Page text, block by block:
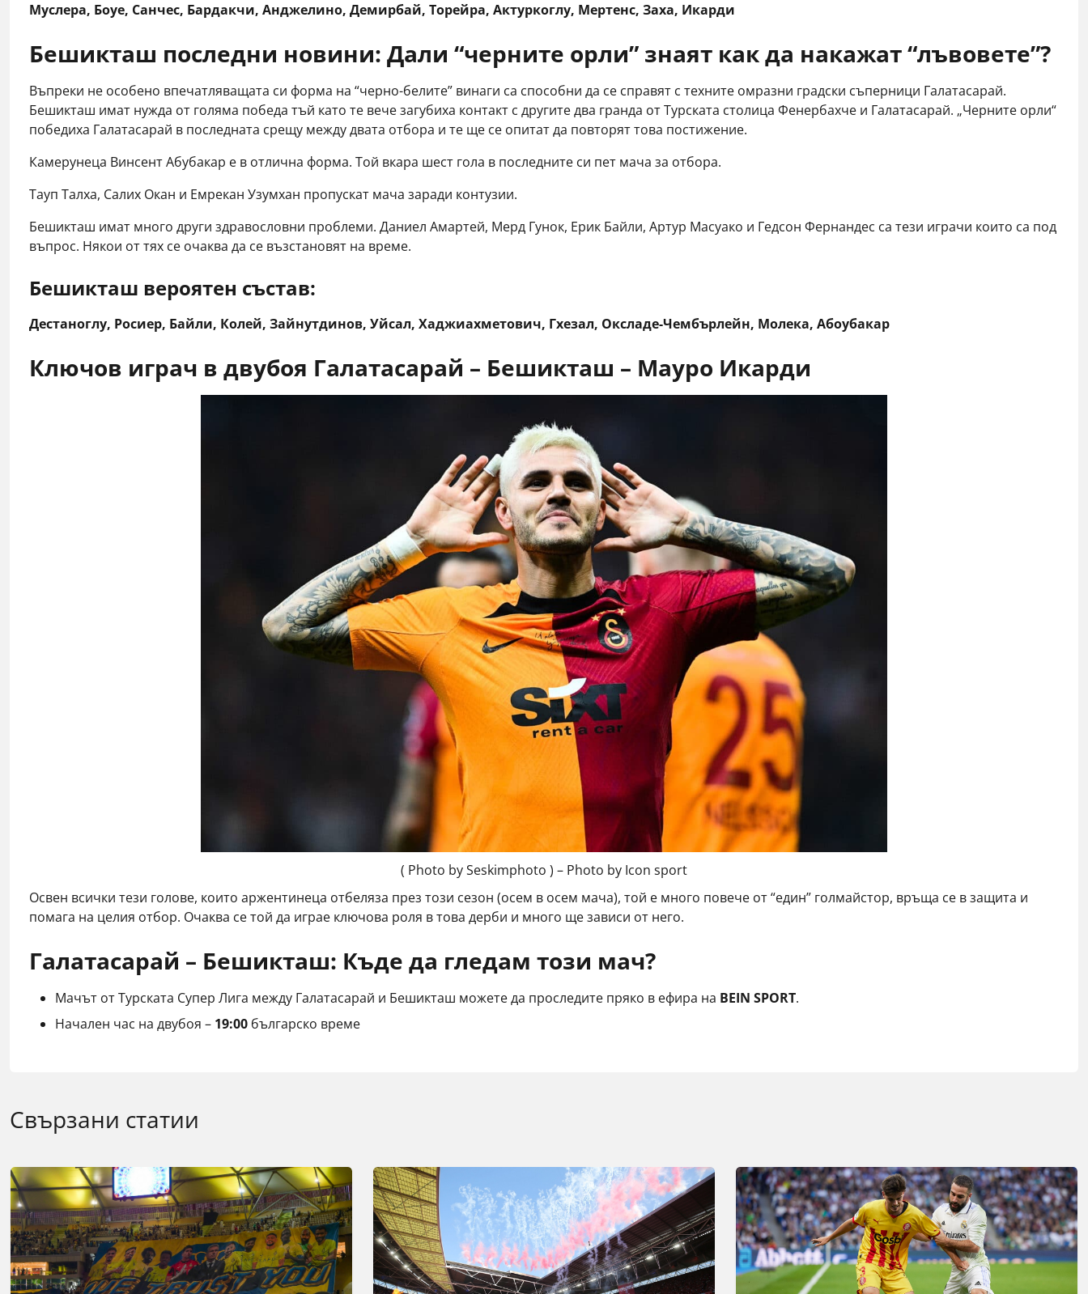
Муслера, Боуе, Санчес, Бардакчи, Анджелино, Демирбай, Торейра, Актуркоглу, Мертенс, Заха, Икарди
Бешикташ последни новини: Дали “черните орли” знаят как да накажат “лъвовете”?
Въпреки не особено впечатляващата си форма на “черно-белите” винаги са способни да се справят с техните омразни градски съперници Галатасарай.
Бешикташ имат нужда от голяма победа тъй като те вече загубиха контакт с другите два гранда от Турската столица Фенербахче и Галатасарай. „Черните орли“
победиха Галатасарай в последната срещу между двата отбора и те ще се опитат да повторят това постижение.
Камерунеца Винсент Абубакар е в отлична форма. Той вкара шест гола в последните си пет мача за отбора.
Тауп Талха, Салих Окан и Емрекан Узумхан пропускат мача заради контузии.
Бешикташ имат много други здравословни проблеми. Даниел Амартей, Мерд Гунок, Ерик Байли, Артур Масуако и Гедсон Фернандес са тези играчи които са под
въпрос. Някои от тях се очаква да се възстановят на време.
​Бешикташ вероятeн състав:
Дестаноглу, Росиер, Байли, Колей, Зайнутдинов, Уйсал, Хаджиахметович, Гхезал, Оксладе-Чембърлейн, Молека, Абоубакар
Ключов играч в двубоя Галатасарай – Бешикташ – Мауро Икарди
( Photo by Seskimphoto ) – Photo by Icon sport
Освен всички тези голове, които аржентинеца отбеляза през този сезон (осем в осем мача), той е много повече от “един” голмайстор, връща се в защита и
помага на целия отбор. Очаква се той да играе ключова роля в това дерби и много ще зависи от него.
Галатасарай – Бешикташ: Къде да гледам този мач?
Мачът от Турската Супер Лига между Галатасарай и Бешикташ можете да проследите пряко в ефира на BEIN SPORT.
Начален час на двубоя – 19:00 българско време
Свързани статии